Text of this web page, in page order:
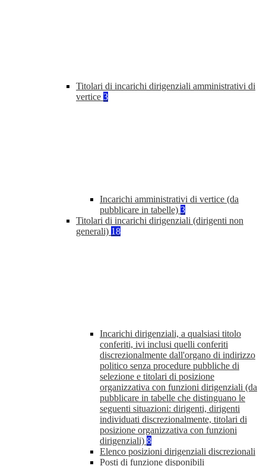
Titolari di incarichi dirigenziali amministrativi di
vertice 3
Incarichi amministrativi di vertice (da
pubblicare in tabelle) 3
Titolari di incarichi dirigenziali (dirigenti non
generali) 18
Incarichi dirigenziali, a qualsiasi titolo
conferiti, ivi inclusi quelli conferiti
discrezionalmente dall'organo di indirizzo
politico senza procedure pubbliche di
selezione e titolari di posizione
organizzativa con funzioni dirigenziali (da
pubblicare in tabelle che distinguano le
seguenti situazioni: dirigenti, dirigenti
individuati discrezionalmente, titolari di
posizione organizzativa con funzioni
dirigenziali) 8
Elenco posizioni dirigenziali discrezionali
Posti di funzione disponibili